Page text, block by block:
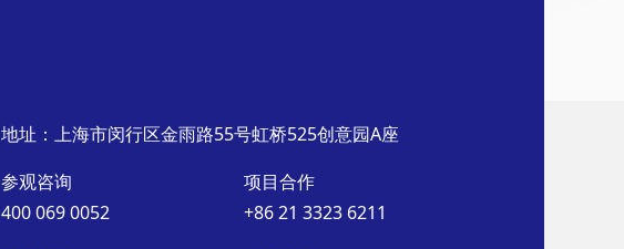
地址：上海市闵行区金雨路55号虹桥525创意园A座
参观咨询
400 069 0052
项目合作
+86 21 3323 6211